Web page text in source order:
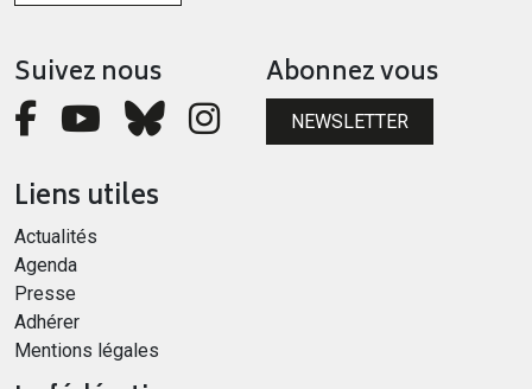
Suivez nous Abonnez vous
NEWSLETTER
Liens utiles
Actualités
Agenda
Presse
Adhérer
Mentions légales